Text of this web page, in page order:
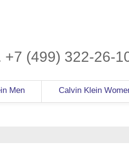
+7 (499) 322-26-
Men Calvin Klein